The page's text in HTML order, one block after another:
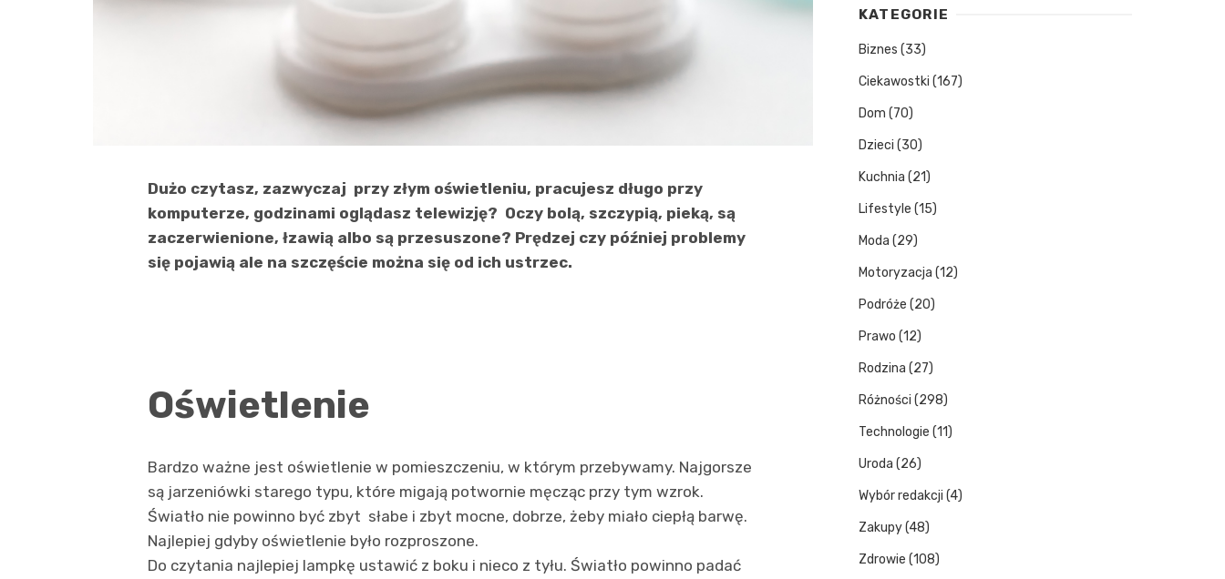
Dużo czytasz, zazwyczaj przy złym oświetleniu, pracujesz długo przy
komputerze, godzinami oglądasz telewizję? Oczy bolą, szczypią, pieką, są
zaczerwienione, łzawią albo są przesuszone? Prędzej czy później problemy
się pojawią ale na szczęście można się od ich ustrzec.
Oświetlenie
Bardzo ważne jest oświetlenie w pomieszczeniu, w którym przebywamy. Najgorsze
są jarzeniówki starego typu, które migają potwornie męcząc przy tym wzrok.
Światło nie powinno być zbyt słabe i zbyt mocne, dobrze, żeby miało ciepłą barwę.
Najlepiej gdyby oświetlenie było rozproszone.
Do czytania najlepiej lampkę ustawić z boku i nieco z tyłu. Światło powinno padać
KATEGORIE
Biznes (33)
Ciekawostki (167)
Dom (70)
Dzieci (30)
Kuchnia (21)
Lifestyle (15)
Moda (29)
Motoryzacja (12)
Podróże (20)
Prawo (12)
Rodzina (27)
Różności (298)
Technologie (11)
Uroda (26)
Wybór redakcji (4)
Zakupy(48)
Zdrowie (108)